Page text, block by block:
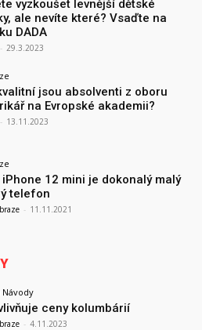
vyzkoušet levnější dětské
ale nevíte které? Vsaďte na
DADA
- 29.3.2023
jsou absolventi z oboru
na Evropské akademii?
- 13.11.2023
iPhone 12 mini je dokonalý malý
telefon
- 11.11.2021
Návody
ceny kolumbárií
- 4.11.2023